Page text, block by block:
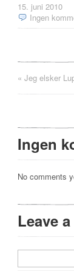
15. juni 2010
Ingen
« Jeg elsker
Ingen
No comments
Leave